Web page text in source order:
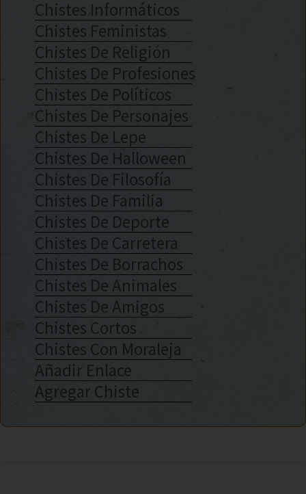
Chistes Informáticos
Chistes Feministas
Chistes De Religión
Chistes De Profesiones
Chistes De Políticos
Chistes De Personajes
Chistes De Lepe
Chistes De Halloween
Chistes De Filosofía
Chistes De Familia
Chistes De Deporte
Chistes De Carretera
Chistes De Borrachos
Chistes De Animales
Chistes De Amigos
Chistes Cortos
Chistes Con Moraleja
Añadir Enlace
Agregar Chiste